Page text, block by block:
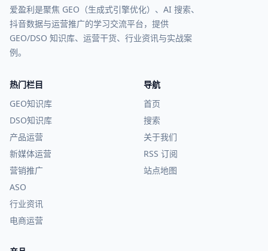
爱盈利是聚焦 GEO（生成式引擎优化）、AI 搜索、
抖音数据与运营推广的学习交流平台，提供
GEO/DSO 知识库、运营干货、行业资讯与实战案
例。
热门栏目
GEO知识库
DSO知识库
产品运营
新媒体运营
营销推广
ASO
行业资讯
电商运营
导航
首页
搜索
关于我们
RSS 订阅
站点地图